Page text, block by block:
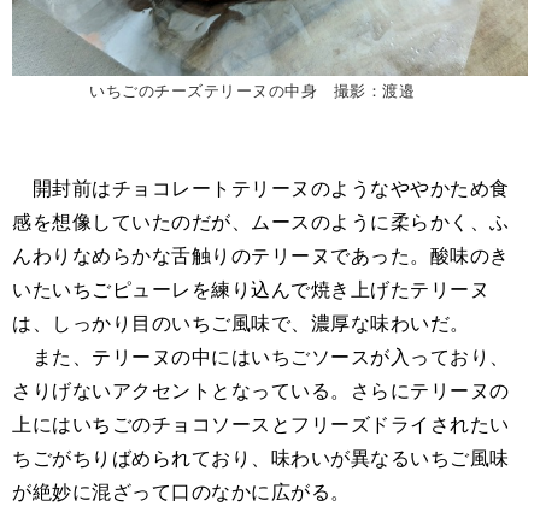
いちごのチーズテリーヌの中身 撮影：渡邉
開封前はチョコレートテリーヌのようなややかため食
感を想像していたのだが、ムースのように柔らかく、ふ
んわりなめらかな舌触りのテリーヌであった。酸味のき
いたいちごピューレを練り込んで焼き上げたテリーヌ
は、しっかり目のいちご風味で、濃厚な味わいだ。
また、テリーヌの中にはいちごソースが入っており、
さりげないアクセントとなっている。さらにテリーヌの
上にはいちごのチョコソースとフリーズドライされたい
ちごがちりばめられており、味わいが異なるいちご風味
が絶妙に混ざって口のなかに広がる。